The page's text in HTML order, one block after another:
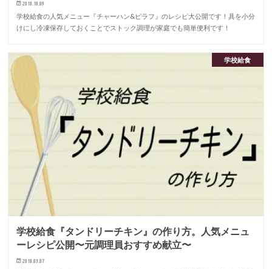
2018.10.09
学校給食の人気メニュー『チャーハン&ピラフ』のレシピ大公開です！具を小分
けにし冷凍保存しておくことでストック調理が家庭でも簡単便利です！
学校給食
学校給食『タンドリーチキン』の作り方。人気メニュ
ーレシピ公開〜元調理員おすすめ献立〜
2018.03.07